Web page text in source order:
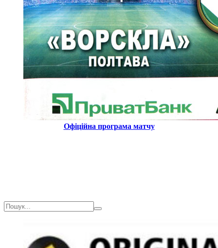
Офіційна програма матчу